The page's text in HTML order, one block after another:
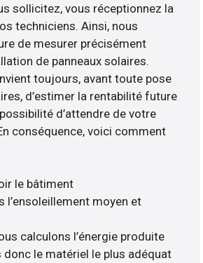
sollicitez, vous réceptionnez la
techniciens. Ainsi, nous
de mesurer précisément
de panneaux solaires.
toujours, avant toute pose
d’estimer la rentabilité future
d’attendre de votre
conséquence, voici comment
le bâtiment
l’ensoleillement moyen et
calculons l’énergie produite
le matériel le plus adéquat